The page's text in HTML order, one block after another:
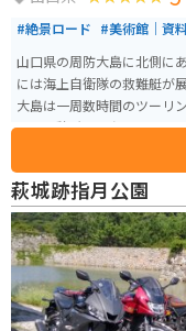
#絶景ロード #美術館｜資
山口県の周防大島に北側に
には海上自衛隊の救難艇が
大島は一周数時間のツーリ
す。休憩所では島の人々に
萩城跡指月公園